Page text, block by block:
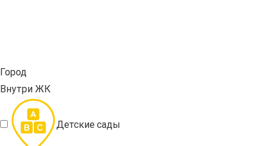
Город
Внутри ЖК
Детские сады